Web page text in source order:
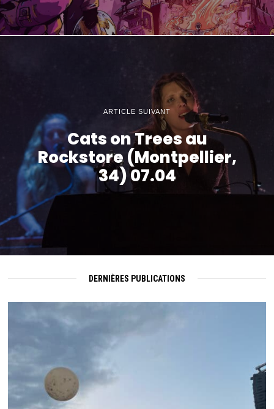
ARTICLE SUIVANT
Cats on Trees au
Rockstore (Montpellier,
34) 07.04
DERNIÈRES PUBLICATIONS